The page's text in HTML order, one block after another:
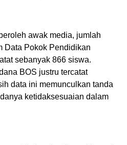
awak media, jumlah
Data Pokok Pendidikan
sebanyak 866 siswa.
BOS justru tercatat
data ini memunculkan tanda
ketidaksesuaian dalam